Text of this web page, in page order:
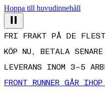
Hoppa till huvudinnehåll
KÖP NU, BETALA SENARE
LEVERANS INOM 3–5
FRONT RUNNER GÅR IHOP
FRI FRAKT PÅ DE